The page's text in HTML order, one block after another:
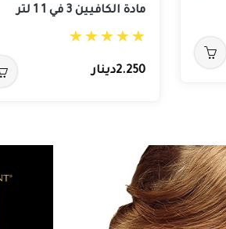
مادة الكافيين 3 في 1 1 لتر
2.250دينار